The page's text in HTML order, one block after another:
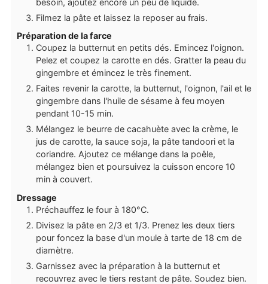
Filmez la pâte et laissez la reposer au frais.
Préparation de la farce
Coupez la butternut en petits dés. Emincez l'oignon.
Pelez et coupez la carotte en dés. Gratter la peau du
gingembre et émincez le très finement.
Faites revenir la carotte, la butternut, l'oignon, l'ail et le
gingembre dans l'huile de sésame à feu moyen
pendant 10-15 min.
Mélangez le beurre de cacahuète avec la crème, le
jus de carotte, la sauce soja, la pâte tandoori et la
coriandre. Ajoutez ce mélange dans la poêle,
mélangez bien et poursuivez la cuisson encore 10
min à couvert.
Dressage
Préchauffez le four à 180°C.
Divisez la pâte en 2/3 et 1/3. Prenez les deux tiers
pour foncez la base d'un moule à tarte de 18 cm de
diamètre.
Garnissez avec la préparation à la butternut et
recouvrez avec le tiers restant de pâte. Soudez bien.